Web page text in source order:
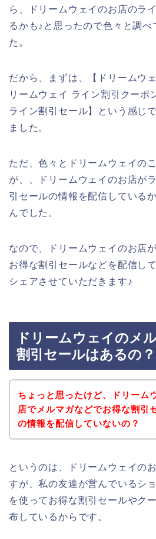
ら、ドリームウェイのお店のラ
るかも♪と思ったので色々と調べ
た。
だから、まずは、【ドリームウ
リームウェイ ライン割引クーポ
ライン割引セール】という感じ
ました。
ただ、色々とドリームウェイの
が、、ドリームウェイのお店が
引セールの情報を配信している
んでした。
なので、ドリームウェイのお店
お得な割引セールなどを配信し
シェアさせていただきます♪
ドリームウェイのメ
割引セールはあるの？
ちょっと思ったけど、ドリーム
店でメルマガなどでお得な割引
の情報を配信していないの？
というのは、ドリームウェイの
すが、私の友達が営んでいるシ
を使ってお得な割引セールやク
布しているからです。